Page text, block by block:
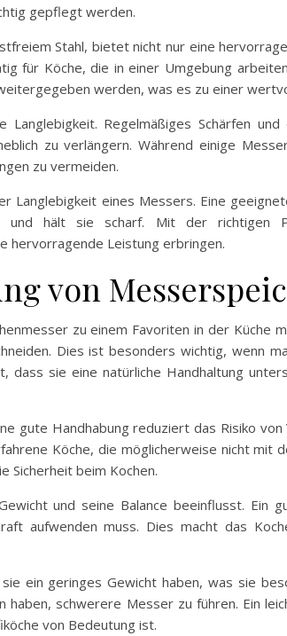
gepflegt werden.
Stahl, bietet nicht nur eine
für Köche, die in einer Umgebung
werden, was es zu einer
Regelmäßiges Schärfen
zu verlängern. Während einige
zu vermeiden.
Langlebigkeit eines Messers. Eine
hält sie scharf. Mit der richtigen
hervorragende Leistung erbringen.
von
zu einem Favoriten in der Küche
Dies ist besonders wichtig, wenn
sie eine natürliche Handhaltung
gute Handhabung reduziert das Risiko von
Köche, die möglicherweise nicht mit
Sicherheit beim Kochen.
und seine Balance beeinflusst. Ein
aufwenden muss. Dies macht das
ein geringes Gewicht haben, was sie
schwerere Messer zu führen. Ein
von Bedeutung ist.